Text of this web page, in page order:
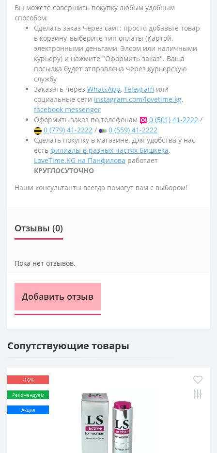
Вы можете совершить покупку любым удобным
способом:
Сделать заказ через сайт: просто добавьте товар
в корзину, выберите тип оплаты (Картой,
электронными деньгами, Элсом или наличными
курьеру) и нажмите "Оформить заказ". Ваша
посылка будет отправлена через курьерскую
службу
Заказать через WhatsApp, Telegram или
социальные сети instagram.com/lovetime.kg,
facebook messenger
Оформить заказ по телефонам
0 (501) 41-2222 /
0 (779) 41-2222 /
0 (559) 41-2222
Сделать покупку в магазине. Для удобства у нас
есть филиалы в разных частях Бишкека,
LoveTime.KG на Панфилова работает
КРУГЛОСУТОЧНО
Наши консультанты всегда помогут вам с выбором!
Отзывы (0)
Пока нет отзывов.
Добавить отзыв
Сопутствующие товары
-16%
Рекомендуем
Акция